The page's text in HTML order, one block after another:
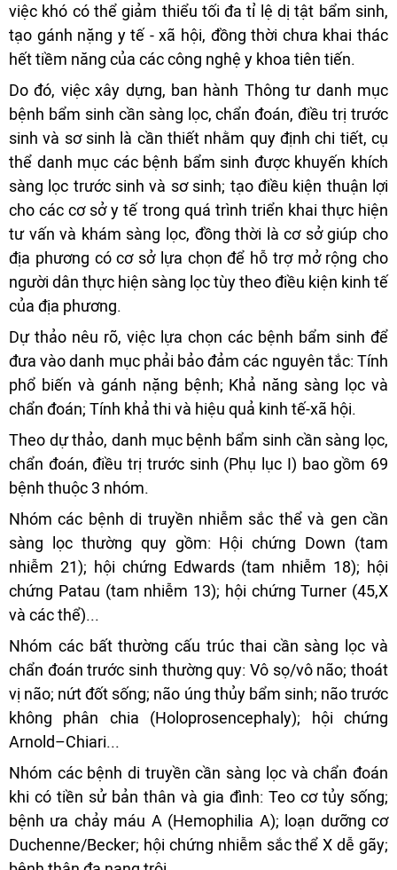
việc khó có thể giảm thiểu tối đa tỉ lệ dị tật bẩm sinh,
tạo gánh nặng y tế - xã hội, đồng thời chưa khai thác
hết tiềm năng của các công nghệ y khoa tiên tiến.
Do đó, việc xây dựng, ban hành Thông tư danh mục
bệnh bẩm sinh cần sàng lọc, chẩn đoán, điều trị trước
sinh và sơ sinh là cần thiết nhằm quy định chi tiết, cụ
thể danh mục các bệnh bẩm sinh được khuyến khích
sàng lọc trước sinh và sơ sinh; tạo điều kiện thuận lợi
cho các cơ sở y tế trong quá trình triển khai thực hiện
tư vấn và khám sàng lọc, đồng thời là cơ sở giúp cho
địa phương có cơ sở lựa chọn để hỗ trợ mở rộng cho
người dân thực hiện sàng lọc tùy theo điều kiện kinh tế
của địa phương.
Dự thảo nêu rõ, việc lựa chọn các bệnh bẩm sinh để
đưa vào danh mục phải bảo đảm các nguyên tắc: Tính
phổ biến và gánh nặng bệnh; Khả năng sàng lọc và
chẩn đoán; Tính khả thi và hiệu quả kinh tế-xã hội.
Theo dự thảo, danh mục bệnh bẩm sinh cần sàng lọc,
chẩn đoán, điều trị trước sinh (Phụ lục I) bao gồm 69
bệnh thuộc 3 nhóm.
Nhóm các bệnh di truyền nhiễm sắc thể và gen cần
sàng lọc thường quy gồm: Hội chứng Down (tam
nhiễm 21); hội chứng Edwards (tam nhiễm 18); hội
chứng Patau (tam nhiễm 13); hội chứng Turner (45,X
và các thể)...
Nhóm các bất thường cấu trúc thai cần sàng lọc và
chẩn đoán trước sinh thường quy: Vô sọ/vô não; thoát
vị não; nứt đốt sống; não úng thủy bẩm sinh; não trước
không phân chia (Holoprosencephaly); hội chứng
Arnold–Chiari...
Nhóm các bệnh di truyền cần sàng lọc và chẩn đoán
khi có tiền sử bản thân và gia đình: Teo cơ tủy sống;
bệnh ưa chảy máu A (Hemophilia A); loạn dưỡng cơ
Duchenne/Becker; hội chứng nhiễm sắc thể X dễ gãy;